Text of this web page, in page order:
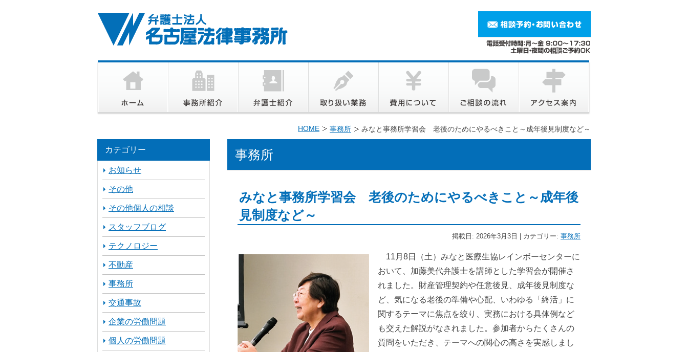
HOME 事務所 みなと事務所学習会 老後のためにやるべきこと～成年後見制度など～
事務所
みなと事務所学習会 老後のためにやるべきこと～成年後
見制度など～
掲載日: 2026年3月3日 | カテゴリー: 事務所
11月8日（土）みなと医療生協レインボーセンターに
おいて、加藤美代弁護士を講師とした学習会が開催さ
れました。財産管理契約や任意後見、成年後見制度な
ど、気になる老後の準備や心配、いわゆる「終活」に
関するテーマに焦点を絞り、実務における具体例など
も交えた解説がなされました。参加者からたくさんの
質問をいただき、テーマへの関心の高さを実感しまし
カテゴリー
お知らせ
その他
その他個人の相談
スタッフブログ
テクノロジー
不動産
事務所
交通事故
企業の労働問題
個人の労働問題